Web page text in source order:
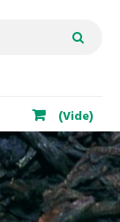
(Vide)